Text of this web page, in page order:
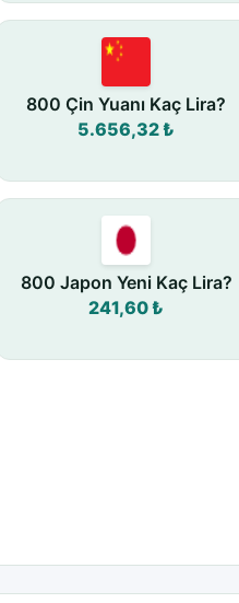
800 Çin Yuanı Kaç Lira?
5.656,32 ₺
800 Japon Yeni Kaç Lira?
241,60 ₺